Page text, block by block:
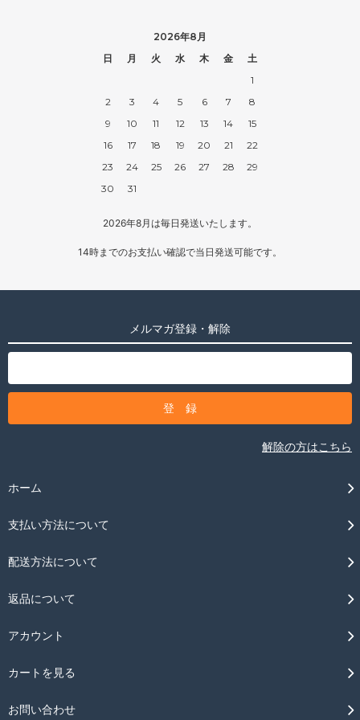
2026年8月
日
月 火 水 木 金
土
1
2
3 4 5 6 7
8
9
10 11 12 13 14
15
16
17 18 19 20 21
22
23
24 25 26 27 28
29
30
31
2026年8月は毎日発送いたします。
14時までのお支払い確認で当日発送可能です。
メルマガ登録・解除
解除の方はこちら
ホーム
支払い方法について
配送方法について
返品について
アカウント
カートを見る
お問い合わせ